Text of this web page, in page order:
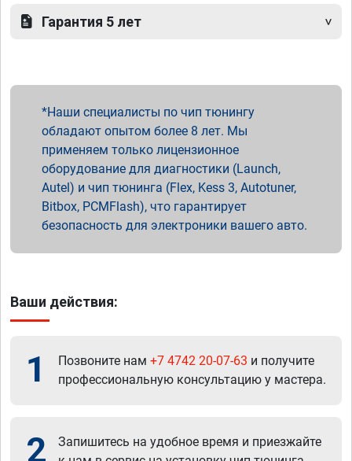
Гарантия 5 лет
Наши специалисты по чип тюнингу
обладают опытом более 8 лет. Мы
применяем только лицензионное
оборудование для диагностики (Launch,
Autel) и чип тюнинга (Flex, Kess 3, Autotuner,
Bitbox, PCMFlash), что гарантирует
безопасность для электроники вашего авто.
Ваши действия:
1 Позвоните нам +7 4742 20-07-63 и получите
профессиональную консультацию у мастера.
2
Запишитесь на удобное время и приезжайте